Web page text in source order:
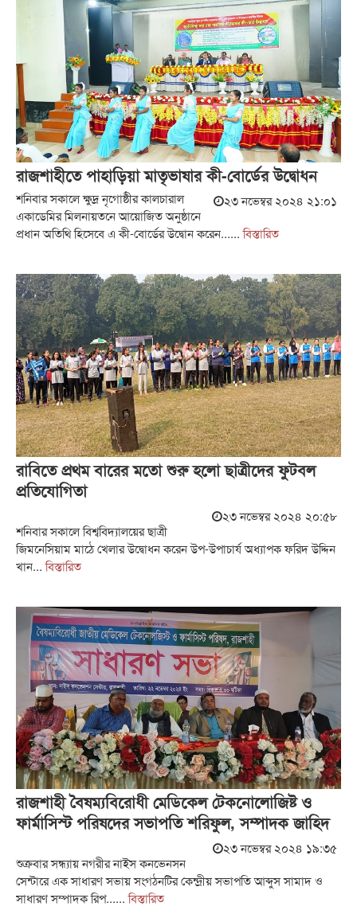
রাজশাহীতে পাহাড়িয়া মাতৃভাষার কী-বোর্ডের উদ্বোধন
২৩ নভেম্বর ২০২৪ ২১:০১
শনিবার সকালে ক্ষুদ্র নৃগোষ্ঠীর কালচারাল
একাডেমির মিলনায়তনে আয়োজিত অনুষ্ঠানে
প্রধান অতিথি হিসেবে এ কী-বোর্ডের উদ্বোন করেন......বিস্তারিত
রাবিতে প্রথম বারের মতো শুরু হলো ছাত্রীদের ফুটবল
প্রতিযোগিতা
২৩ নভেম্বর ২০২৪ ২০:৫৮
শনিবার সকালে বিশ্ববিদ্যালয়ের ছাত্রী
জিমনেসিয়াম মাঠে খেলার উদ্বোধন করেন উপ-উপাচার্য অধ্যাপক ফরিদ উদ্দিন
খান...বিস্তারিত
রাজশাহী বৈষম্যবিরোধী মেডিকেল টেকনোলোজিষ্ট ও
ফার্মাসিস্ট পরিষদের সভাপতি শরিফুল, সম্পাদক জাহিদ
২৩ নভেম্বর ২০২৪ ১৯:৩৫
শুক্রবার সন্ধ্যায় নগরীর নাইস কনভেনসন
সেন্টারে এক সাধারণ সভায় সংগঠনটির কেন্দ্রীয় সভাপতি আব্দুস সামাদ ও
সাধারণ সম্পাদক রিপ......বিস্তারিত